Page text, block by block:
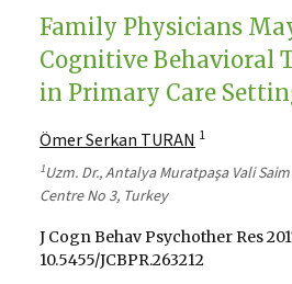
Family Physicians
Cognitive Behavioral
in Primary Care
Ömer Serkan TURAN 1
1Uzm. Dr., Antalya Muratpaşa Vali
Centre No 3, Turkey
J Cogn Behav Psychother Res
10.5455/JCBPR.263212